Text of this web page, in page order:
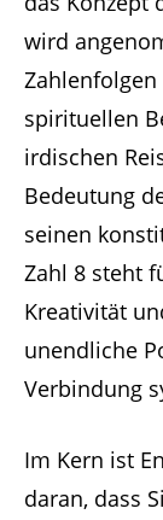
wird
spirituellen
irdischen
Bedeutung
seinen
Zahl 8 steht
Kreativität
unendliche
Verbindung
Im Kern ist
daran, dass